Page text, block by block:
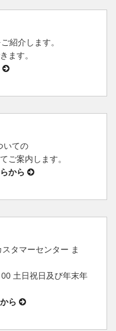
紹介します。
ます。
いての
ご案内します。
から
タマーセンター ま
土日祝日及び年末年
ら